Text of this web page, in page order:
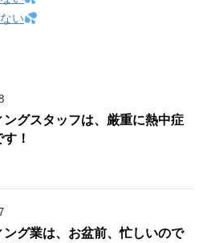
い
ングスタッフは、厳重に熱中症
！
ング業は、お盆前、忙しいので